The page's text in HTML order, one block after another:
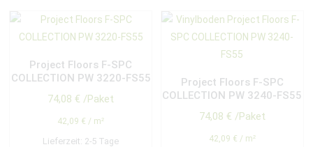
Project Floors F-SPC
COLLECTION PW 3220-FS55
74,08€ /Paket
42,09 € / m²
Lieferzeit: 2-5 Tage
Project Floors F-SPC
COLLECTION PW 3240-FS55
74,08 € /Paket
42,09 € / m²